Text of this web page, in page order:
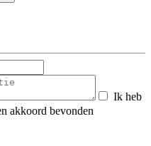
Ik heb
akkoord bevonden